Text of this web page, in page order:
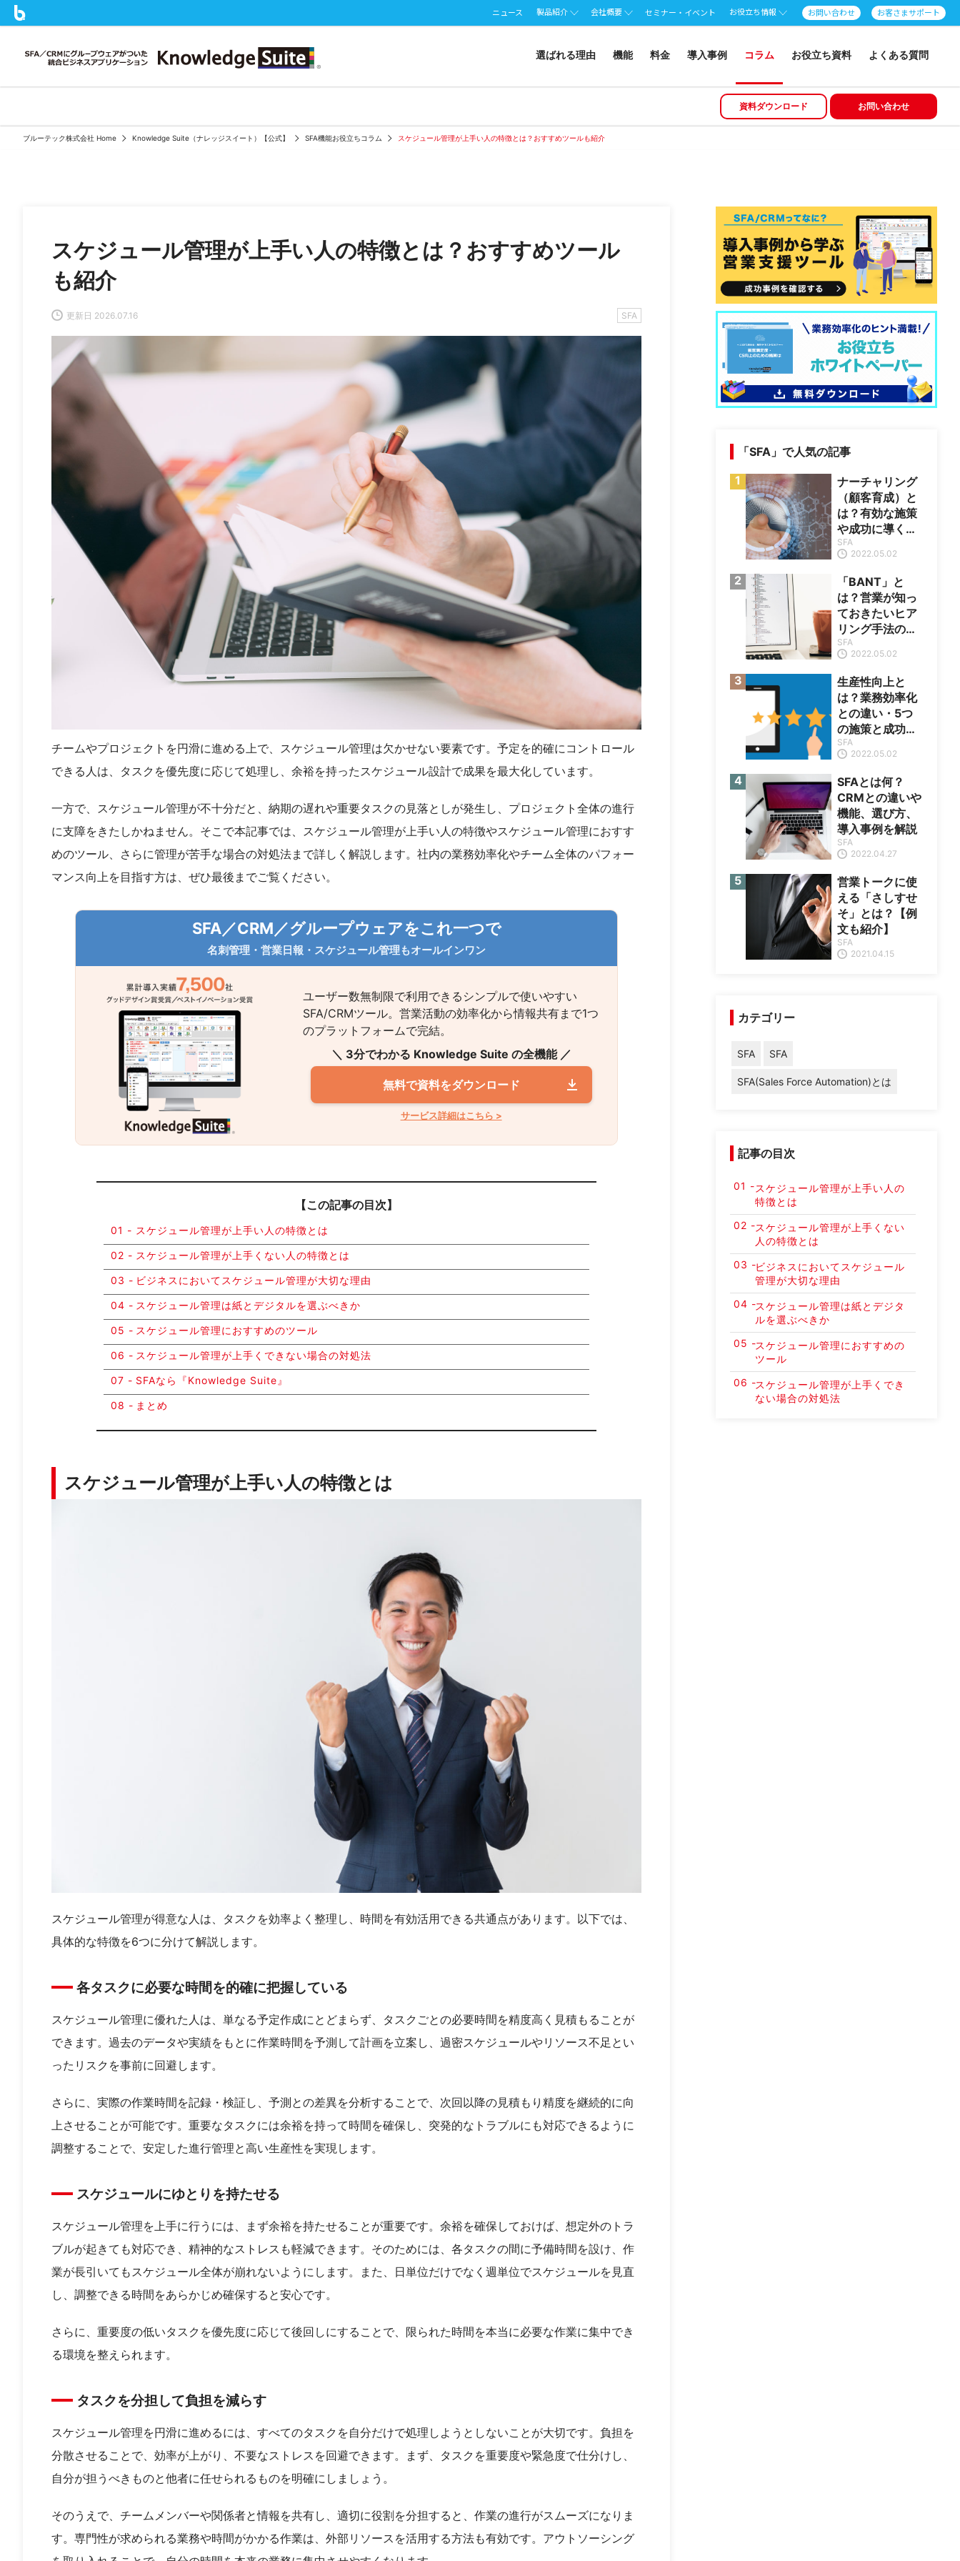
ニュース 製品紹介 会社概要 セミナー・イベント お役立ち情報 お問い合わせ お客さまサポート
選ばれる理由 機能 料金 導入事例 コラム お役立ち資料 よくある質問
資料ダウンロード お問い合わせ
ブルーテック株式会社 Home Knowledge Suite（ナレッジスイート）【公式】 SFA機能お役立ちコラム スケジュール管理が上手い人の特徴とは？おすすめツールも紹介
スケジュール管理が上手い人の特徴とは？おすすめツール
も紹介
更新日 2026.07.16 SFA
チームやプロジェクトを円滑に進める上で、スケジュール管理は欠かせない要素です。予定を的確にコントロール
できる人は、タスクを優先度に応じて処理し、余裕を持ったスケジュール設計で成果を最大化しています。
一方で、スケジュール管理が不十分だと、納期の遅れや重要タスクの見落としが発生し、プロジェクト全体の進行
に支障をきたしかねません。そこで本記事では、スケジュール管理が上手い人の特徴やスケジュール管理におすす
めのツール、さらに管理が苦手な場合の対処法まで詳しく解説します。社内の業務効率化やチーム全体のパフォー
マンス向上を目指す方は、ぜひ最後までご覧ください。
SFA／CRM／グループウェアをこれ一つで
名刺管理・営業日報・スケジュール管理もオールインワン
ユーザー数無制限で利用できるシンプルで使いやすい
SFA/CRMツール。営業活動の効率化から情報共有まで1つ
のプラットフォームで完結。
＼ 3分でわかる Knowledge Suite の全機能 ／
無料で資料をダウンロード
サービス詳細はこちら >
【この記事の目次】
スケジュール管理が上手い人の特徴とは
スケジュール管理が上手くない人の特徴とは
ビジネスにおいてスケジュール管理が大切な理由
スケジュール管理は紙とデジタルを選ぶべきか
スケジュール管理におすすめのツール
スケジュール管理が上手くできない場合の対処法
SFAなら『Knowledge Suite』
まとめ
スケジュール管理が上手い人の特徴とは
スケジュール管理が得意な人は、タスクを効率よく整理し、時間を有効活用できる共通点があります。以下では、
具体的な特徴を6つに分けて解説します。
各タスクに必要な時間を的確に把握している
スケジュール管理に優れた人は、単なる予定作成にとどまらず、タスクごとの必要時間を精度高く見積もることが
できます。過去のデータや実績をもとに作業時間を予測して計画を立案し、過密スケジュールやリソース不足とい
ったリスクを事前に回避します。
さらに、実際の作業時間を記録・検証し、予測との差異を分析することで、次回以降の見積もり精度を継続的に向
上させることが可能です。重要なタスクには余裕を持って時間を確保し、突発的なトラブルにも対応できるように
調整することで、安定した進行管理と高い生産性を実現します。
スケジュールにゆとりを持たせる
スケジュール管理を上手に行うには、まず余裕を持たせることが重要です。余裕を確保しておけば、想定外のトラ
ブルが起きても対応でき、精神的なストレスも軽減できます。そのためには、各タスクの間に予備時間を設け、作
業が長引いてもスケジュール全体が崩れないようにします。また、日単位だけでなく週単位でスケジュールを見直
し、調整できる時間をあらかじめ確保すると安心です。
さらに、重要度の低いタスクを優先度に応じて後回しにすることで、限られた時間を本当に必要な作業に集中でき
る環境を整えられます。
タスクを分担して負担を減らす
スケジュール管理を円滑に進めるには、すべてのタスクを自分だけで処理しようとしないことが大切です。負担を
分散させることで、効率が上がり、不要なストレスを回避できます。まず、タスクを重要度や緊急度で仕分けし、
自分が担うべきものと他者に任せられるものを明確にしましょう。
そのうえで、チームメンバーや関係者と情報を共有し、適切に役割を分担すると、作業の進行がスムーズになりま
す。専門性が求められる業務や時間がかかる作業は、外部リソースを活用する方法も有効です。アウトソーシング
「SFA」で人気の記事
ナーチャリング
（顧客育成）と
は？有効な施策
や成功に導くポ
イントを紹介
2022.05.02
SFA
「BANT」と
は？営業が知っ
ておきたいヒア
リング手法の基
本
2022.05.02
SFA
生産性向上と
は？業務効率化
との違い・5つ
の施策と成功の
ポイント
2022.05.02
SFA
SFAとは何？
CRMとの違いや
機能、選び方、
導入事例を解説
2022.04.27
SFA
営業トークに使
える「さしすせ
そ」とは？【例
文も紹介】
2021.04.15
SFA
カテゴリー
SFA SFA
SFA(Sales Force Automation)とは
記事の目次
スケジュール管理が上手い人の
特徴とは
スケジュール管理が上手くない
人の特徴とは
ビジネスにおいてスケジュール
管理が大切な理由
スケジュール管理は紙とデジタ
ルを選ぶべきか
スケジュール管理におすすめの
ツール
スケジュール管理が上手くでき
ない場合の対処法